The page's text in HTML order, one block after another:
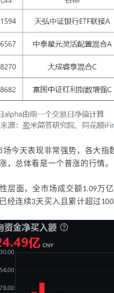
场今天表现非常强势，各大指
，总体看是一个普涨的行情。
层面，全市场成交额1.09万
经连续3天买入且累计超过